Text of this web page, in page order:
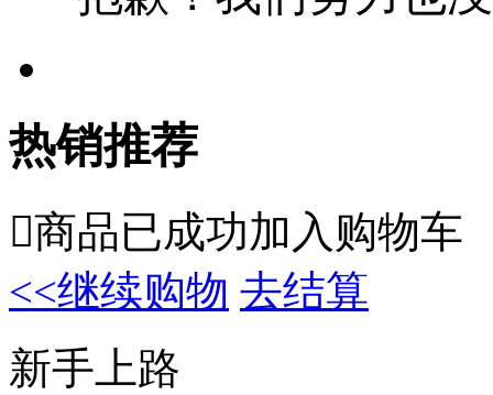
热销推荐
商品已成功加入购物车
<<继续购物 去结算
新手上路